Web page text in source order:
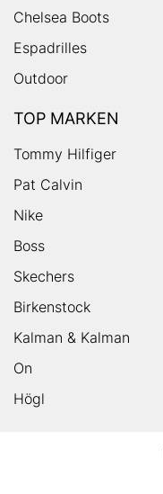
Chelsea Boots
Espadrilles
Outdoor
TOP MARKEN
Tommy Hilfiger
Pat Calvin
Nike
Boss
Skechers
Birkenstock
Kalman & Kalman
On
Högl